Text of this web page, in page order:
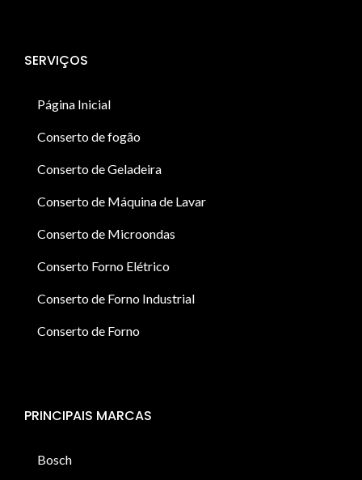
SERVIÇOS
Página Inicial
Conserto de fogão
Conserto de Geladeira
Conserto de Máquina de Lavar
Conserto de Microondas
Conserto Forno Elétrico
Conserto de Forno Industrial
Conserto de Forno
PRINCIPAIS MARCAS
Bosch